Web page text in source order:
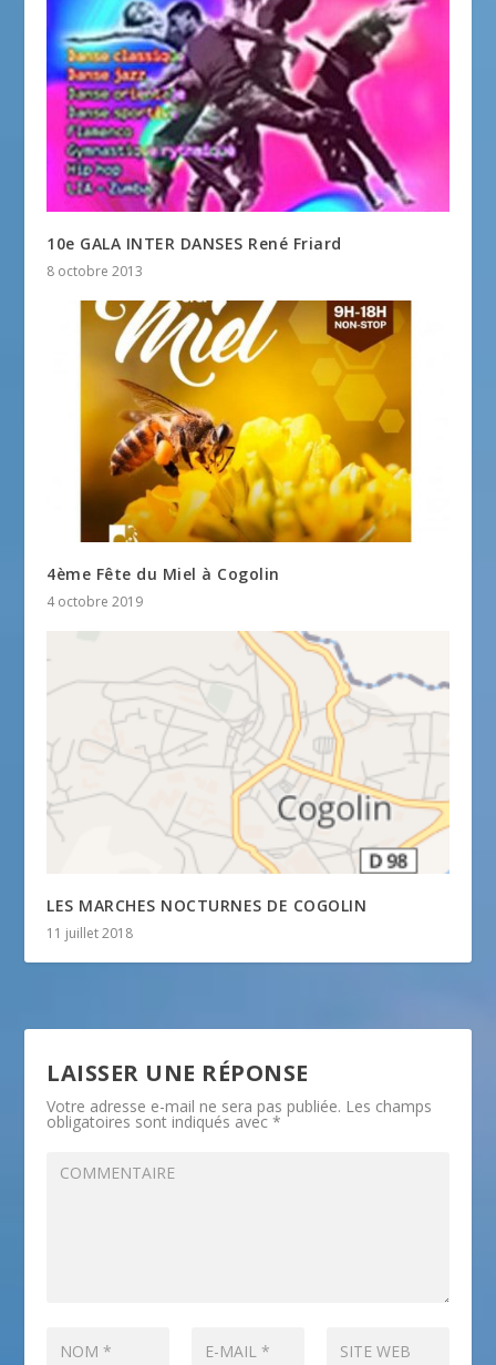
10e GALA INTER DANSES René Friard
8 octobre 2013
4ème Fête du Miel à Cogolin
4 octobre 2019
LES MARCHES NOCTURNES DE COGOLIN
11 juillet 2018
LAISSER UNE RÉPONSE
Votre adresse e-mail ne sera pas publiée. Les champs
obligatoires sont indiqués avec*